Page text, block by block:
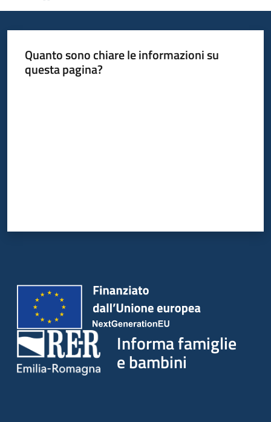
Quanto sono chiare le informazioni su
questa pagina?
Informa famiglie
e bambini